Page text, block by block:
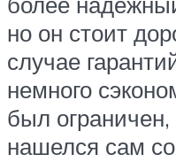
но он стоит
случае
немного
был
нашелся сам